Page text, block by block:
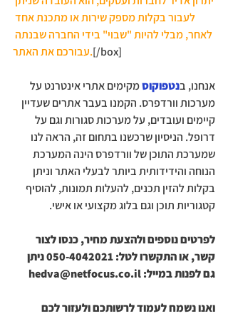
לעבור בקלות מספק שירות או מתכנת אחד
לאחר, מבלי להיות "שבוי" בידי החברה שבנתה
עבורכם את האתר.[/box]
אנחנו, בנטפוקוס מקימים אתרי אינטרנט על
מערכות וורדפרס. הקמנו בעבר אתרים שעדיין
קיימים ועובדים, על מערכות סגורות וגם על
דרופל. הניסיון שרכשנו בתחום זה, הראה לנו
שמערכת התוכן של וורדפרס הינה המערכת
הנוחה והידידותית ביותר לבעלי האתר וניתן
בקלות להזין תכנים, להעלות תמונות, להוסיף
קטגוריות תוכן וגם בלוג מקצועי או אישי.
לפרטים נוספים ולהצעת מחיר, כנסו לצור
קשר, או התקשרו לטל: 050-4042021 ניתן
גם לפנות במייל: hedva@netfocus.co.il
ואנו נשמח לעמוד לרשותכם ולעזור לכם